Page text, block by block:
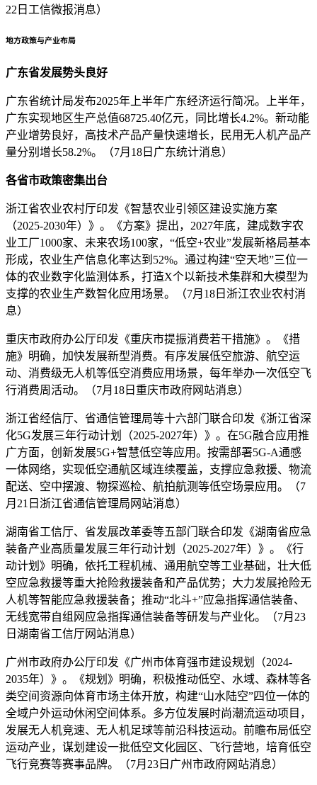
22日工信微报消息）
地方政策与产业布局
广东省发展势头良好
广东省统计局发布2025年上半年广东经济运行简况。上半年，
广东实现地区生产总值68725.40亿元，同比增长4.2%。新动能
产业增势良好，高技术产品产量快速增长，民用无人机产品产
量分别增长58.2%。（7月18日广东统计消息）
各省市政策密集出台
浙江省农业农村厅印发《智慧农业引领区建设实施方案
（2025-2030年）》。《方案》提出，2027年底，建成数字农
业工厂1000家、未来农场100家，“低空+农业”发展新格局基本
形成，农业生产信息化率达到52%。通过构建“空天地”三位一
体的农业数字化监测体系，打造X个以新技术集群和大模型为
支撑的农业生产数智化应用场景。（7月18日浙江农业农村消
息）
重庆市政府办公厅印发《重庆市提振消费若干措施》。《措
施》明确，加快发展新型消费。有序发展低空旅游、航空运
动、消费级无人机等低空消费应用场景，每年举办一次低空飞
行消费周活动。（7月18日重庆市政府网站消息）
浙江省经信厅、省通信管理局等十六部门联合印发《浙江省深
化5G发展三年行动计划（2025-2027年）》。在5G融合应用推
广方面，创新发展5G+智慧低空等应用。按需部署5G-A通感
一体网络，实现低空通航区域连续覆盖，支撑应急救援、物流
配送、空中摆渡、物探巡检、航拍航测等低空场景应用。（7
月21日浙江省通信管理局网站消息）
湖南省工信厅、省发展改革委等五部门联合印发《湖南省应急
装备产业高质量发展三年行动计划（2025-2027年）》。《行
动计划》明确，依托工程机械、通用航空等工业基础，壮大低
空应急救援等重大抢险救援装备和产品优势；大力发展抢险无
人机等智能应急救援装备；推动“北斗+”应急指挥通信装备、
无线宽带自组网应急指挥通信装备等研发与产业化。（7月23
日湖南省工信厅网站消息）
广州市政府办公厅印发《广州市体育强市建设规划（2024-
2035年）》。《规划》明确，积极推动低空、水域、森林等各
类空间资源向体育市场主体开放，构建“山水陆空”四位一体的
全域户外运动休闲空间体系。多方位发展时尚潮流运动项目，
发展无人机竞速、无人机足球等前沿科技运动。前瞻布局低空
运动产业，谋划建设一批低空文化园区、飞行营地，培育低空
飞行竞赛等赛事品牌。（7月23日广州市政府网站消息）